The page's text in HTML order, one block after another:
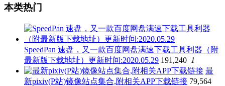
本类热门
SpeedPan 速盘，又一款百度网盘满速下载工具利器（附
最新版下载地址）更新时间:2020.05.29 191,240 1
最
新pixiv(P站)镜像站点集合,附相关APP下载链接 79,564